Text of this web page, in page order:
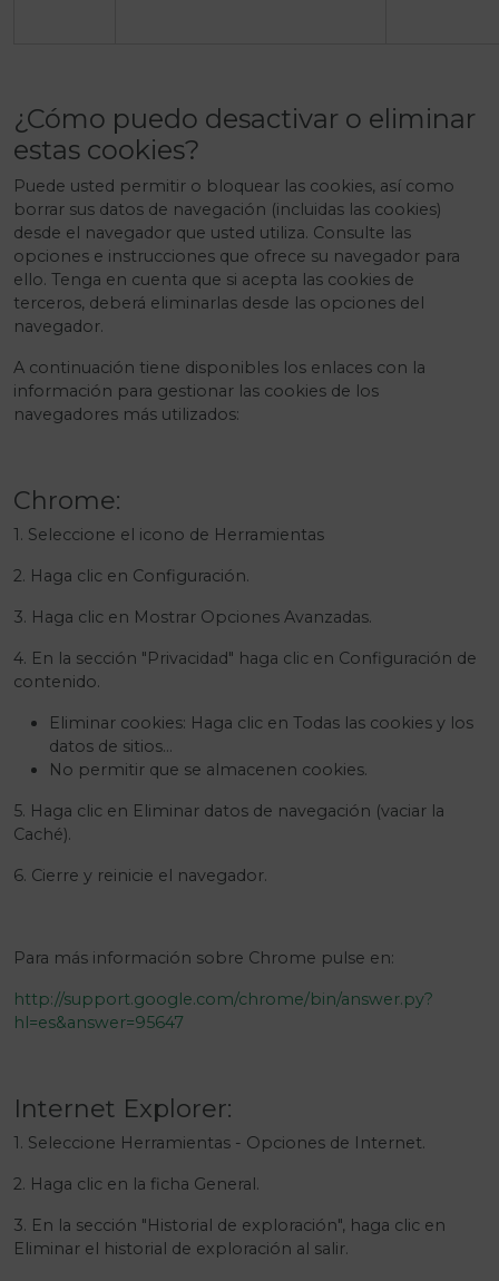
¿Cómo puedo desactivar o eliminar
estas cookies?
Puede usted permitir o bloquear las cookies, así como
borrar sus datos de navegación (incluidas las cookies)
desde el navegador que usted utiliza. Consulte las
opciones e instrucciones que ofrece su navegador para
ello. Tenga en cuenta que si acepta las cookies de
terceros, deberá eliminarlas desde las opciones del
navegador.
A continuación tiene disponibles los enlaces con la
información para gestionar las cookies de los
navegadores más utilizados:
Chrome:
1. Seleccione el icono de Herramientas
2. Haga clic en Configuración.
3. Haga clic en Mostrar Opciones Avanzadas.
4. En la sección "Privacidad" haga clic en Configuración de
contenido.
Eliminar cookies: Haga clic en Todas las cookies y los
datos de sitios…
No permitir que se almacenen cookies.
5. Haga clic en Eliminar datos de navegación (vaciar la
Caché).
6. Cierre y reinicie el navegador.
Para más información sobre Chrome pulse en:
http://support.google.com/chrome/bin/answer.py?
hl=es&answer=95647
Internet Explorer:
1. Seleccione Herramientas - Opciones de Internet.
2. Haga clic en la ficha General.
3. En la sección "Historial de exploración", haga clic en
Eliminar el historial de exploración al salir.